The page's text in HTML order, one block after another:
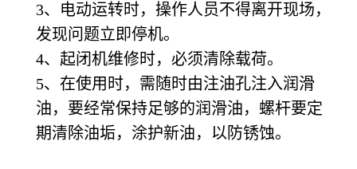
3、电动运转时，操作人员不得离开现场，
发现问题立即停机。
4、起闭机维修时，必须清除载荷。
5、在使用时，需随时由注油孔注入润滑
油，要经常保持足够的润滑油，螺杆要定
期清除油垢，涂护新油，以防锈蚀。